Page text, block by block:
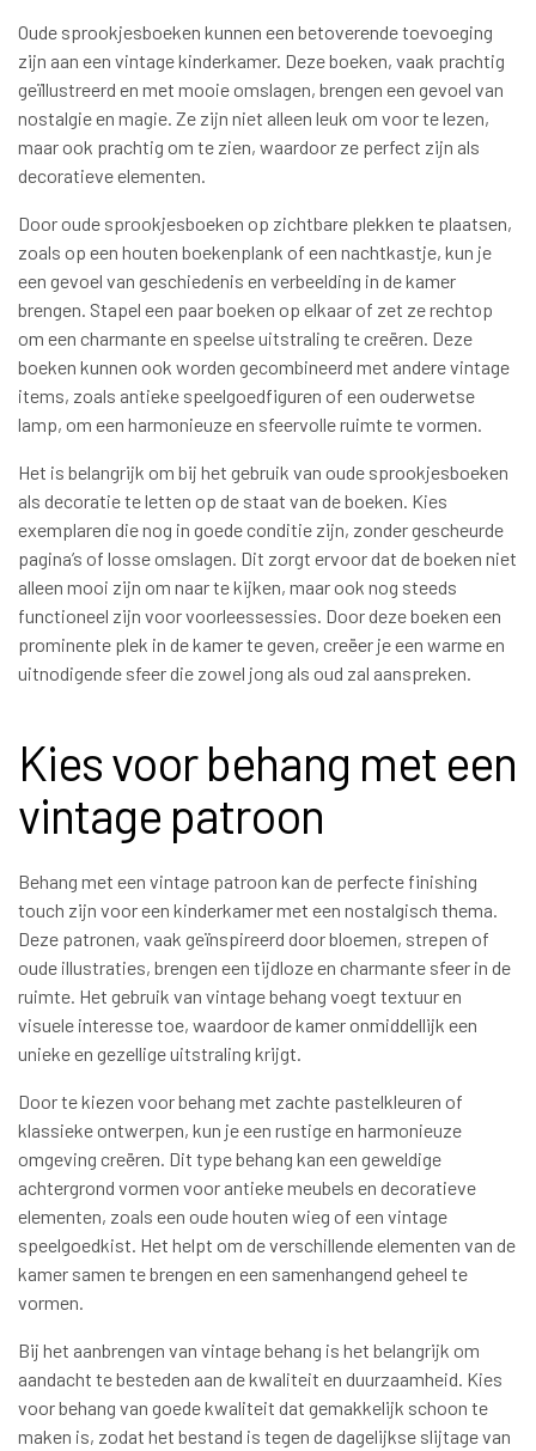
Oude sprookjesboeken kunnen een betoverende toevoeging
zijn aan een vintage kinderkamer. Deze boeken, vaak prachtig
geïllustreerd en met mooie omslagen, brengen een gevoel van
nostalgie en magie. Ze zijn niet alleen leuk om voor te lezen,
maar ook prachtig om te zien, waardoor ze perfect zijn als
decoratieve elementen.
Door oude sprookjesboeken op zichtbare plekken te plaatsen,
zoals op een houten boekenplank of een nachtkastje, kun je
een gevoel van geschiedenis en verbeelding in de kamer
brengen. Stapel een paar boeken op elkaar of zet ze rechtop
om een charmante en speelse uitstraling te creëren. Deze
boeken kunnen ook worden gecombineerd met andere vintage
items, zoals antieke speelgoedfiguren of een ouderwetse
lamp, om een harmonieuze en sfeervolle ruimte te vormen.
Het is belangrijk om bij het gebruik van oude sprookjesboeken
als decoratie te letten op de staat van de boeken. Kies
exemplaren die nog in goede conditie zijn, zonder gescheurde
pagina’s of losse omslagen. Dit zorgt ervoor dat de boeken niet
alleen mooi zijn om naar te kijken, maar ook nog steeds
functioneel zijn voor voorleessessies. Door deze boeken een
prominente plek in de kamer te geven, creëer je een warme en
uitnodigende sfeer die zowel jong als oud zal aanspreken.
Kies voor behang met een
vintage patroon
Behang met een vintage patroon kan de perfecte finishing
touch zijn voor een kinderkamer met een nostalgisch thema.
Deze patronen, vaak geïnspireerd door bloemen, strepen of
oude illustraties, brengen een tijdloze en charmante sfeer in de
ruimte. Het gebruik van vintage behang voegt textuur en
visuele interesse toe, waardoor de kamer onmiddellijk een
unieke en gezellige uitstraling krijgt.
Door te kiezen voor behang met zachte pastelkleuren of
klassieke ontwerpen, kun je een rustige en harmonieuze
omgeving creëren. Dit type behang kan een geweldige
achtergrond vormen voor antieke meubels en decoratieve
elementen, zoals een oude houten wieg of een vintage
speelgoedkist. Het helpt om de verschillende elementen van de
kamer samen te brengen en een samenhangend geheel te
vormen.
Bij het aanbrengen van vintage behang is het belangrijk om
aandacht te besteden aan de kwaliteit en duurzaamheid. Kies
voor behang van goede kwaliteit dat gemakkelijk schoon te
maken is, zodat het bestand is tegen de dagelijkse slijtage van